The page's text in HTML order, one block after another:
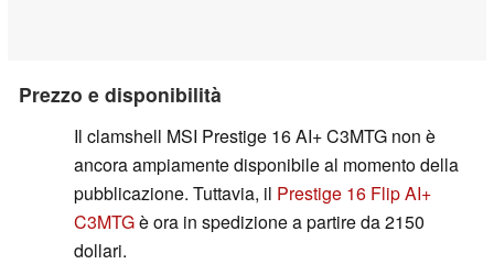
Prezzo e disponibilità
Il clamshell MSI Prestige 16 AI+ C3MTG non è
ancora ampiamente disponibile al momento della
pubblicazione. Tuttavia, il Prestige 16 Flip AI+
C3MTGè ora in spedizione a partire da 2150
dollari.